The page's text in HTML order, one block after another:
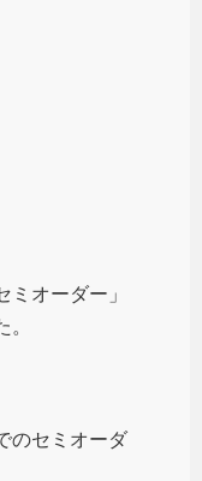
オーダー」
のセミオーダ